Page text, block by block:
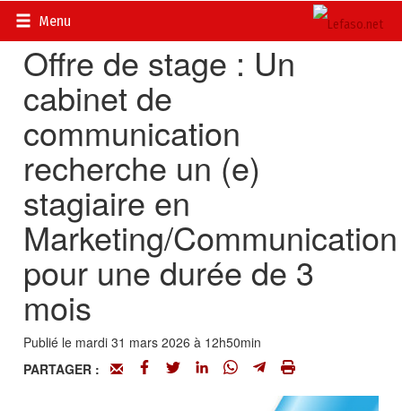
Menu
Accueil>
Offre de stage : Un
cabinet de
communication
recherche un (e)
stagiaire en
Marketing/Communication
pour une durée de 3
mois
Publié le mardi 31 mars 2026 à 12h50min
PARTAGER :